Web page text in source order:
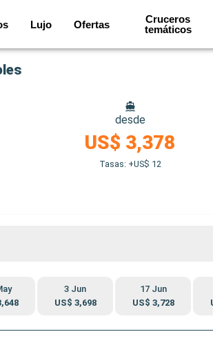
Lujo Ofertas
Cruceros
temáticos
desde
US$ 3,378
Tasas: +US$ 12
3 Jun
US$ 3,698
17 Jun
US$ 3,728